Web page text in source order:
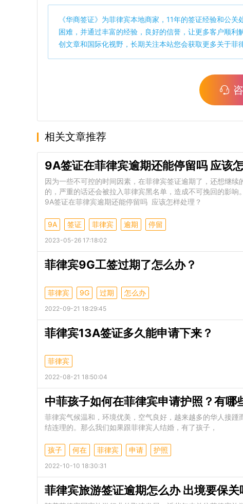
《华商签证》为菲律宾本地商家，11年的签证经验和公
困难，并通过丰富的经验，良好的信誉，让更多客户顺
创文章和国际化视野，长期关注本站您会获取更多关于菲
相关文章推荐
9A签证在菲律宾逾期还能停留吗 应该
因为一些不可控的时间因素，在菲律宾签证逾期了，还想继
的，严重的话还会被拉入菲律宾黑名单，造成不可挽回的影
9A签证在菲律宾逾期还能停留吗 应该怎样处理？
9A 签证 菲律宾 逾期 停留
2023-05-26 17:18:02
菲律宾9G工签过期了怎么办？
菲律宾 9G 过期 怎么办
2022-09-21 18:29:45
菲律宾13A签证多久能申请下来？
菲律宾
2022-08-21 18:50:04
中菲孩子如何在菲律宾申请护照？有哪
菲律宾气候温和，环境优美，空气良好，越来越多的华人接
结连理的。那么我们如果跟菲律宾人结婚，有了孩子，
孩子 何在 菲律宾 申请 护照
2022-10-10 18:30:31
菲律宾旅游签证逾期怎么办 出境要保关